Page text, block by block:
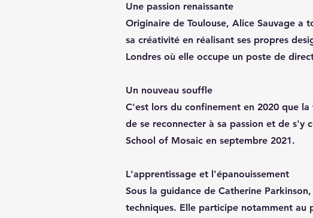
Une passion renaissante
Originaire de Toulouse, Alice Sauvage a
sa créativité en réalisant ses propres
Londres où elle occupe un poste de
Un nouveau souffle
C'est lors du confinement en 2020 que
de se reconnecter à sa passion et de s'y
School of Mosaic en septembre 2021.
L'apprentissage et l'épanouissement
Sous la guidance de Catherine
techniques. Elle participe notamment